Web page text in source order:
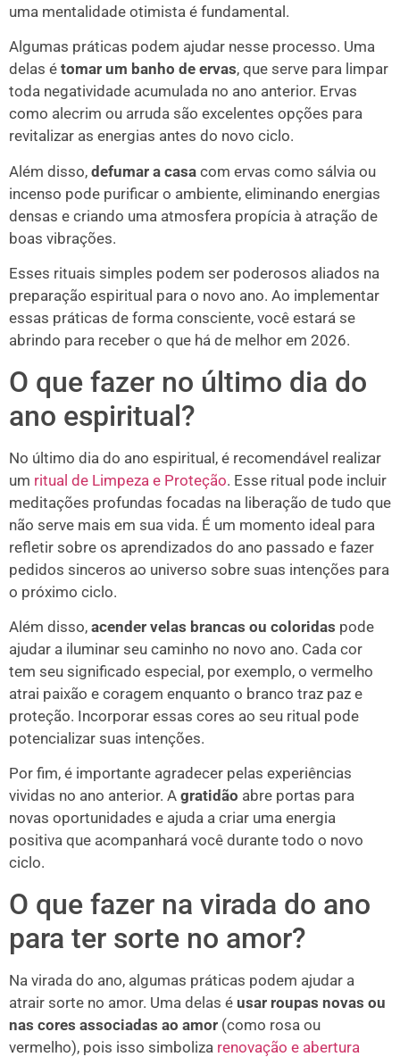
uma mentalidade otimista é fundamental.
Algumas práticas podem ajudar nesse processo. Uma
delas é tomar um banho de ervas, que serve para limpar
toda negatividade acumulada no ano anterior. Ervas
como alecrim ou arruda são excelentes opções para
revitalizar as energias antes do novo ciclo.
Além disso, defumar a casa com ervas como sálvia ou
incenso pode purificar o ambiente, eliminando energias
densas e criando uma atmosfera propícia à atração de
boas vibrações.
Esses rituais simples podem ser poderosos aliados na
preparação espiritual para o novo ano. Ao implementar
essas práticas de forma consciente, você estará se
abrindo para receber o que há de melhor em 2026.
O que fazer no último dia do
ano espiritual?
No último dia do ano espiritual, é recomendável realizar
um ritual de Limpeza e Proteção. Esse ritual pode incluir
meditações profundas focadas na liberação de tudo que
não serve mais em sua vida. É um momento ideal para
refletir sobre os aprendizados do ano passado e fazer
pedidos sinceros ao universo sobre suas intenções para
o próximo ciclo.
Além disso, acender velas brancas ou coloridas pode
ajudar a iluminar seu caminho no novo ano. Cada cor
tem seu significado especial, por exemplo, o vermelho
atrai paixão e coragem enquanto o branco traz paz e
proteção. Incorporar essas cores ao seu ritual pode
potencializar suas intenções.
Por fim, é importante agradecer pelas experiências
vividas no ano anterior. A gratidão abre portas para
novas oportunidades e ajuda a criar uma energia
positiva que acompanhará você durante todo o novo
ciclo.
O que fazer na virada do ano
para ter sorte no amor?
Na virada do ano, algumas práticas podem ajudar a
atrair sorte no amor. Uma delas é usar roupas novas ou
nas cores associadas ao amor (como rosa ou
vermelho), pois isso simboliza renovação e abertura